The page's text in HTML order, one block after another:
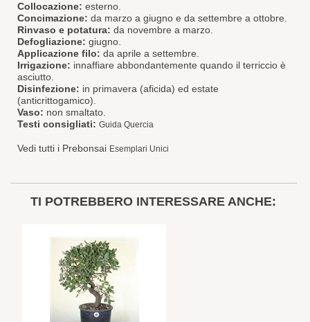
Collocazione: esterno.
Concimazione: da marzo a giugno e da settembre a ottobre.
Rinvaso e potatura: da novembre a marzo.
Defogliazione: giugno.
Applicazione filo: da aprile a settembre.
Irrigazione: innaffiare abbondantemente quando il terriccio è
asciutto.
Disinfezione: in primavera (aficida) ed estate
(anticrittogamico).
Vaso: non smaltato.
Testi consigliati: Guida Quercia
Vedi tutti i Prebonsai Esemplari Unici
TI POTREBBERO INTERESSARE ANCHE: